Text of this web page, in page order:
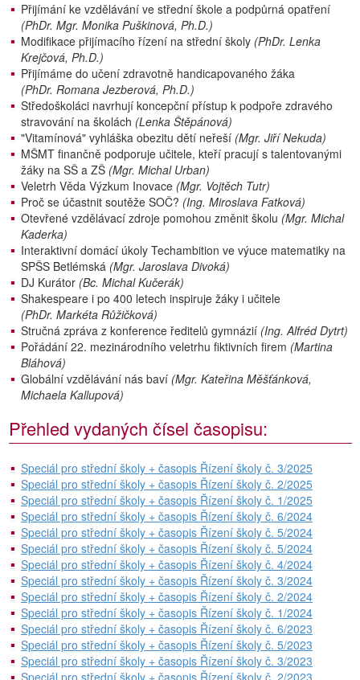
Přijímání ke vzdělávání ve střední škole a podpůrná opatření
(PhDr. Mgr. Monika Puškinová, Ph.D.)
Modifikace přijímacího řízení na střední školy (PhDr. Lenka
Krejčová, Ph.D.)
Přijímáme do učení zdravotně handicapovaného žáka
(PhDr. Romana Jezberová, Ph.D.)
Středoškoláci navrhují koncepční přístup k podpoře zdravého
stravování na školách (Lenka Štěpánová)
"Vitamínová" vyhláška obezitu dětí neřeší (Mgr. Jiří Nekuda)
MŠMT finančně podporuje učitele, kteří pracují s talentovanými
žáky na SŠ a ZŠ (Mgr. Michal Urban)
Veletrh Věda Výzkum Inovace (Mgr. Vojtěch Tutr)
Proč se účastnit soutěže SOČ? (Ing. Miroslava Fatková)
Otevřené vzdělávací zdroje pomohou změnit školu (Mgr. Michal
Kaderka)
Interaktivní domácí úkoly Techambition ve výuce matematiky na
SPŠS Betlémská (Mgr. Jaroslava Divoká)
DJ Kurátor (Bc. Michal Kučerák)
Shakespeare i po 400 letech inspiruje žáky i učitele
(PhDr. Markéta Růžičková)
Stručná zpráva z konference ředitelů gymnázií (Ing. Alfréd Dytrt)
Pořádání 22. mezinárodního veletrhu fiktivních firem (Martina
Bláhová)
Globální vzdělávání nás baví (Mgr. Kateřina Měšťánková,
Michaela Kallupová)
Přehled vydaných čísel časopisu:
Speciál pro střední školy + časopis Řízení školy č. 3/2025
Speciál pro střední školy + časopis Řízení školy č. 2/2025
Speciál pro střední školy + časopis Řízení školy č. 1/2025
Speciál pro střední školy + časopis Řízení školy č. 6/2024
Speciál pro střední školy + časopis Řízení školy č. 5/2024
Speciál pro střední školy + časopis Řízení školy č. 5/2024
Speciál pro střední školy + časopis Řízení školy č. 4/2024
Speciál pro střední školy + časopis Řízení školy č. 3/2024
Speciál pro střední školy + časopis Řízení školy č. 2/2024
Speciál pro střední školy + časopis Řízení školy č. 1/2024
Speciál pro střední školy + časopis Řízení školy č. 6/2023
Speciál pro střední školy + časopis Řízení školy č. 5/2023
Speciál pro střední školy + časopis Řízení školy č. 3/2023
Speciál pro střední školy + časopis Řízení školy č. 2/2023